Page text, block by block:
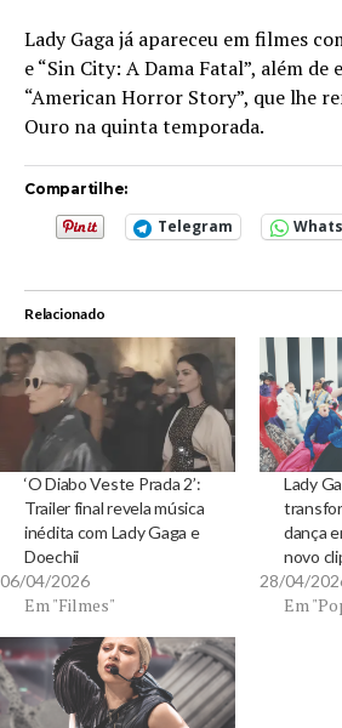
Lady Gaga já apareceu em filmes
e “Sin City: A Dama Fatal”, além de
“American Horror Story”, que lhe
Ouro na quinta temporada.
Compartilhe:
Telegram
Relacionado
‘O Diabo Veste Prada 2’:
Trailer final revela música
inédita com Lady Gaga e
Doechii
06/04/2026
Em "Filmes"
Lady
dança
novo
28/04/
Em